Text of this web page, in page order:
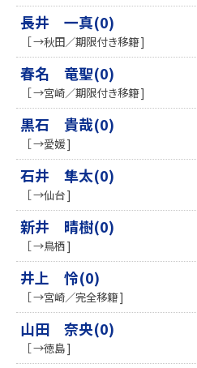
長井 一真(0)
［ →秋田／期限付き移籍 ]
春名 竜聖(0)
［ →宮崎／期限付き移籍 ]
黒石 貴哉(0)
［ →愛媛 ]
石井 隼太(0)
［ →仙台 ]
新井 晴樹(0)
［ →鳥栖 ]
井上 怜(0)
［ →宮崎／完全移籍 ]
山田 奈央(0)
［ →徳島 ]